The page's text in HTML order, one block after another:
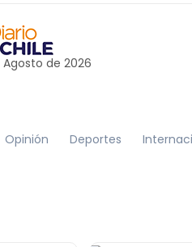
Agosto de 2026
Opinión Deportes